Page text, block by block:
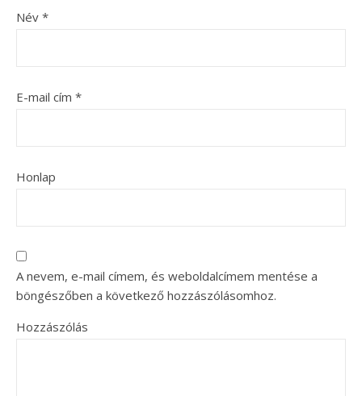
Név *
E-mail cím *
Honlap
A nevem, e-mail címem, és weboldalcímem mentése a
böngészőben a következő hozzászólásomhoz.
Hozzászólás